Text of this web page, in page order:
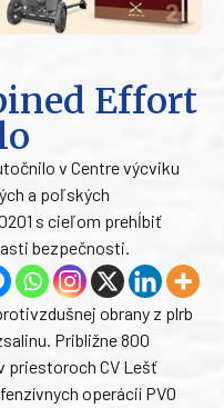
Effort
v Centre výcviku
a poľských
s cieľom prehĺbiť
bezpečnosti.
obrany z plrb
Približne 800
priestoroch CV Lešť
operácií PVO